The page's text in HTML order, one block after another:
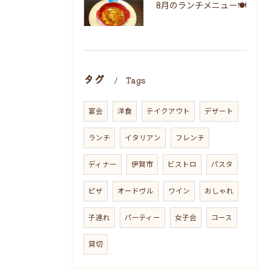
8月のランチメニュー🍽
タグ Tags
宴会 洋食 テイクアウト デザート
ランチ イタリアン フレンチ
ディナー 伊賀市 ビストロ パスタ
ピザ オードヴル ワイン おしゃれ
子連れ パーティー 女子会 コース
貸切